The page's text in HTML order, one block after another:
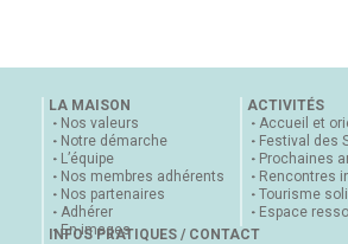
LA MAISON
Nos valeurs
Notre démarche
L’équipe
Nos membres adhérents
Nos partenaires
Adhérer
En images
ACTIVITÉS
Accueil et
Festival des
Prochaines
Rencontres
Tourisme
Espace
INFOS PRATIQUES / CONTACT